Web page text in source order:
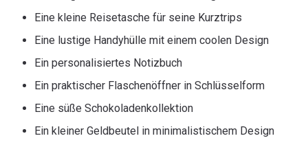
Eine kleine Reisetasche für seine Kurztrips
Eine lustige Handyhülle mit einem coolen Design
Ein personalisiertes Notizbuch
Ein praktischer Flaschenöffner in Schlüsselform
Eine süße Schokoladenkollektion
Ein kleiner Geldbeutel in minimalistischem Design